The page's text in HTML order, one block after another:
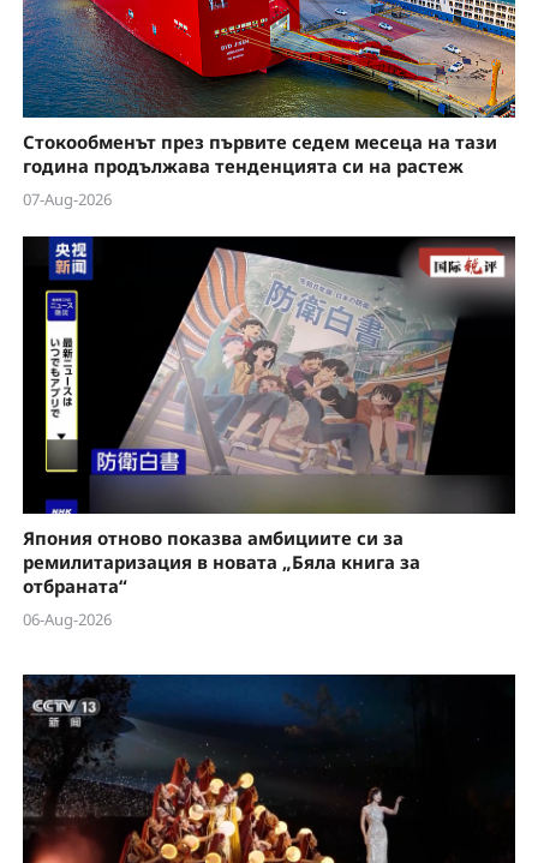
Стокообменът през първите седем месеца на тази
година продължава тенденцията си на растеж
07-Aug-2026
Япония отново показва амбициите си за
ремилитаризация в новата „Бяла книга за
отбраната“
06-Aug-2026